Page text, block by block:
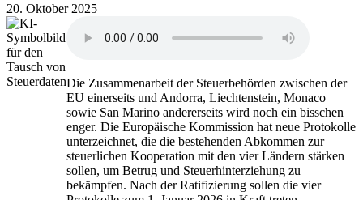
20. Oktober 2025
Die Zusammenarbeit der Steuerbehörden zwischen der
EU einerseits und Andorra, Liechtenstein, Monaco
sowie San Marino andererseits wird noch ein bisschen
enger. Die Europäische Kommission hat neue Protokolle
unterzeichnet, die die bestehenden Abkommen zur
steuerlichen Kooperation mit den vier Ländern stärken
sollen, um Betrug und Steuerhinterziehung zu
bekämpfen. Nach der Ratifizierung sollen die vier